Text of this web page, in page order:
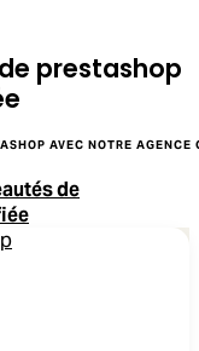
prestashop
AVEC NOTRE AGENCE
de